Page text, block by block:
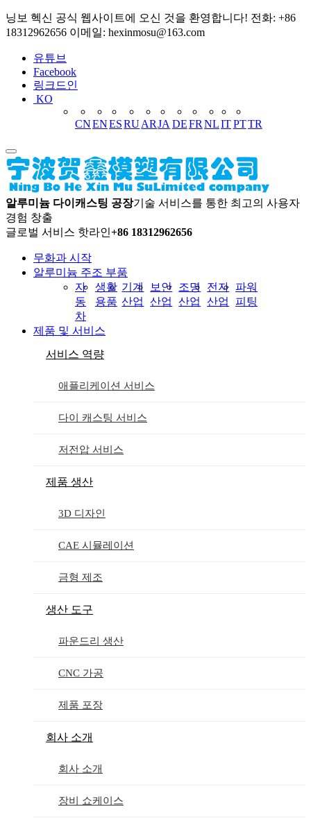
닝보 헥신 공식 웹사이트에 오신 것을 환영합니다! 전화: +86
18312962656 이메일: hexinmosu@163.com
유튜브
Facebook
링크드인
KO
CNENESRUARJA DEFR NLITPTTR
알루미늄 다이캐스팅 공장기술 서비스를 통한 최고의 사용자
경험 창출
글로벌 서비스 핫라인+86 18312962656
무화과 시작
알루미늄 주조 부품
자
동
차
생활
용품
기계
산업
보안
산업
조명
산업
전자
산업
파워
피팅
제품 및 서비스
서비스 역량
애플리케이션 서비스
다이 캐스팅 서비스
저전압 서비스
제품 생산
3D 디자인
CAE 시뮬레이션
금형 제조
생산 도구
파운드리 생산
CNC 가공
제품 포장
회사 소개
회사 소개
장비 쇼케이스